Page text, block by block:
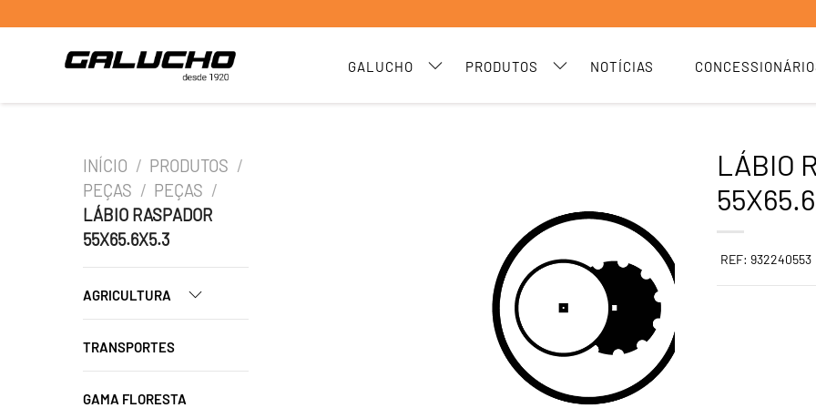
GALUCHO PRODUTOS NOTÍCIAS
INÍCIO / PRODUTOS /
PEÇAS / PEÇAS /
LÁBIO RASPADOR
55X65.6X5.3
AGRICULTURA
TRANSPORTES
GAMA FLORESTA
LÁBIO
REF: 932240553